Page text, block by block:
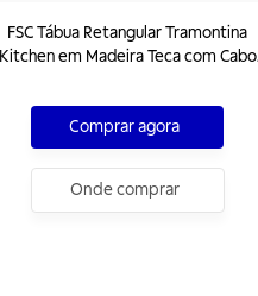
FSC Tábua Retangular Tramontina
Kitchen em Madeira Teca com Cabo
Comprar agora
Onde comprar